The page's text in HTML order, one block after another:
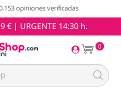
opiniones verificadas
€ | URGENTE 14:30 h.
0